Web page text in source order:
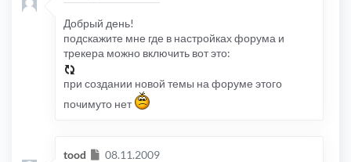
Добрый день!
подскажите мне где в настройках форума и
трекера можно включить вот это:
при создании новой темы на форуме этого
почимуто нет
tood Сообщение
08.11.2009